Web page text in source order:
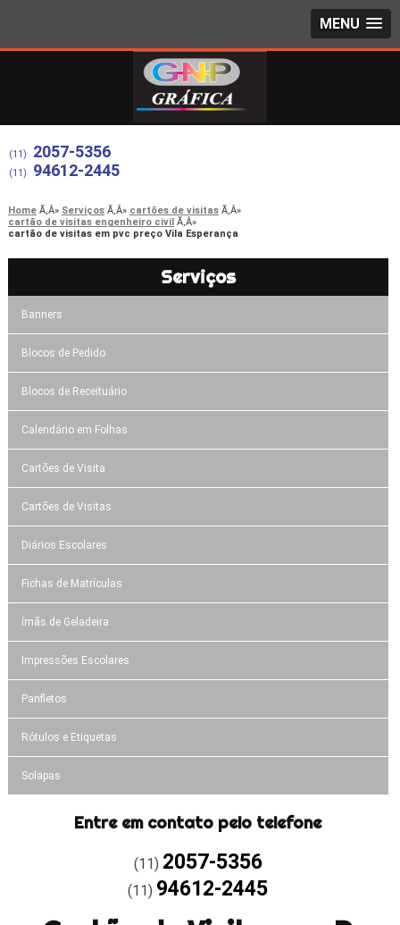
MENU
(11) 2057-5356
(11) 94612-2445
Home Serviços
cartões de visitas
cartão de visitas engenheiro civil
cartão de visitas em pvc preço Vila Esperança
Serviços
Banners
Blocos de Pedido
Blocos de Receituário
Calendário em Folhas
Cartões de Visita
Cartões de Visitas
Diários Escolares
Fichas de Matrículas
ímãs de Geladeira
Impressões Escolares
Panfletos
Rótulos e Etiquetas
Solapas
Entre em contato pelo telefone
(11) 2057-5356
(11) 94612-2445